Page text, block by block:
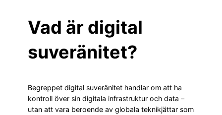
Vad är digital
suveränitet?
Begreppet digital suveränitet handlar om att ha
kontroll över sin digitala infrastruktur och data –
utan att vara beroende av globala teknikjättar som